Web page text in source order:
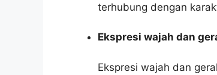
terhubung dengan
Ekspresi wajah dan
Ekspresi wajah dan